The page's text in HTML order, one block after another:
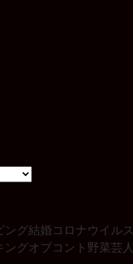
ング結婚 コロナウイルス
ングオブコント 野菜芸人